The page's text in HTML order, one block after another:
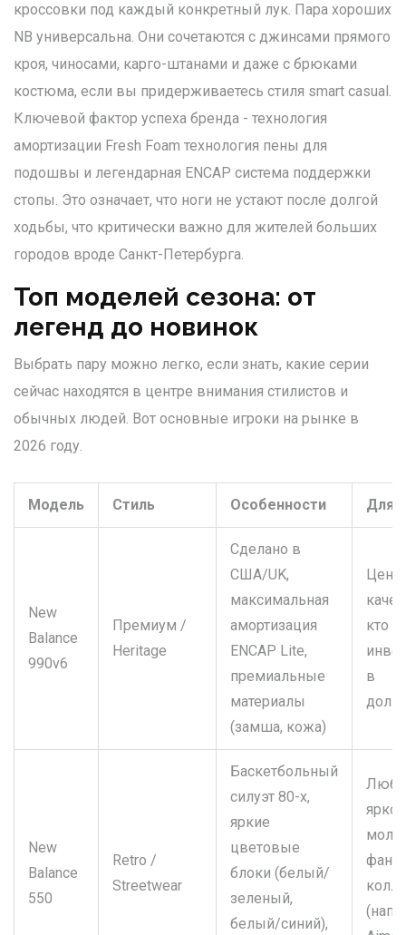
кроссовки под каждый конкретный лук. Пара хороших
NB универсальна. Они сочетаются с джинсами прямого
кроя, чиносами, карго-штанами и даже с брюками
костюма, если вы придерживаетесь стиля smart casual.
Ключевой фактор успеха бренда - технология
амортизации Fresh Foam технология пены для
подошвы и легендарная ENCAP система поддержки
стопы. Это означает, что ноги не устают после долгой
ходьбы, что критически важно для жителей больших
городов вроде Санкт-Петербурга.
Топ моделей сезона: от
легенд до новинок
Выбрать пару можно легко, если знать, какие серии
сейчас находятся в центре внимания стилистов и
обычных людей. Вот основные игроки на рынке в
2026 году.
Модель Стиль Особенности Для
New
Balance
990v6
Премиум /
Heritage
Сделано в
США/UK,
максимальная
амортизация
ENCAP Lite,
премиальные
материалы
(замша, кожа)
кто
в
New
Balance
550
Retro /
Streetwear
Баскетбольный
силуэт 80-х,
яркие
цветовые
блоки (белый/
зеленый,
белый/синий),